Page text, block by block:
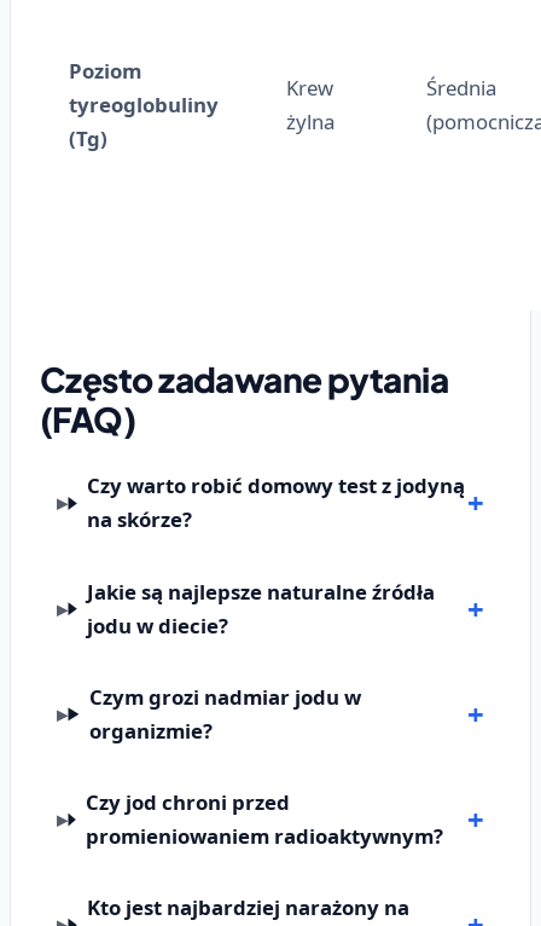
Poziom
tyreoglobuliny
(Tg)
Krew
żylna
Średnia
Często zadawane pytania
(FAQ)
Czy warto robić domowy test z jodyną
na skórze?
Jakie są najlepsze naturalne źródła
jodu w diecie?
Czym grozi nadmiar jodu w
organizmie?
Czy jod chroni przed
promieniowaniem radioaktywnym?
Kto jest najbardziej narażony na